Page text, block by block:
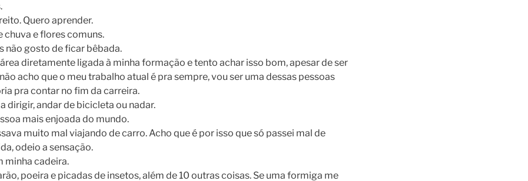
Quero aprender.
chuva e flores comuns.
não gosto de ficar bêbada.
diretamente ligada à minha formação e tento achar isso bom, apesar de ser
acho que o meu trabalho atual é pra sempre, vou ser uma dessas pessoas
pra contar no fim da carreira.
dirigir, andar de bicicleta ou nadar.
mais enjoada do mundo.
muito mal viajando de carro. Acho que é por isso que só passei mal de
odeio a sensação.
minha cadeira.
poeira e picadas de insetos, além de 10 outras coisas. Se uma formiga me